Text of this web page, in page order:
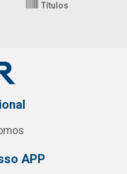
Títulos
APP